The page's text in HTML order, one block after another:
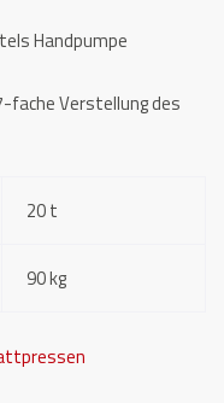
Handpumpe
fache Verstellung des
20 t
90 kg